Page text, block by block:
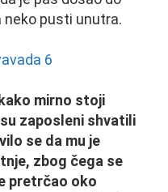
neko pusti unutra.
mirno stoji
zaposleni shvatili
se da mu je
zbog čega se
pretrčao oko